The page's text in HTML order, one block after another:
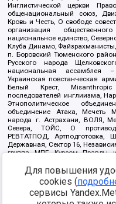
Инглистической церкви
общенациональный союз,
Кровь и Честь, О свободе
организация
национальное единство,
Клуба Динамо,
п. Боровский Тюменского
Русского народа
национальная ассамблея
Украинская повстанческая
Белый Крест,
последователей инглиизма,
Этнополитическое
объединение Атака, Мечеть
народа г. Астрахани, ВОЛЯ,
Севера, ТОЙС, О
РЕВТАТПОД,
Державная, Сектор 16,
группа МПГ, Курсом Правды
Благотворительный
Арестантское уголовное
Дафа, Иртыш Ultras, Русский
Сибирский державный союз,
граждан, Штабы Навального,
Для повышения
cookies (
сервисы